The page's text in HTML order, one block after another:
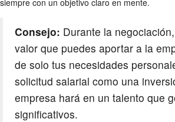
Consejo: Durante la
valor que puedes aportar a la
de solo tus necesidades
solicitud salarial como una
empresa hará en un talento que
significativos.